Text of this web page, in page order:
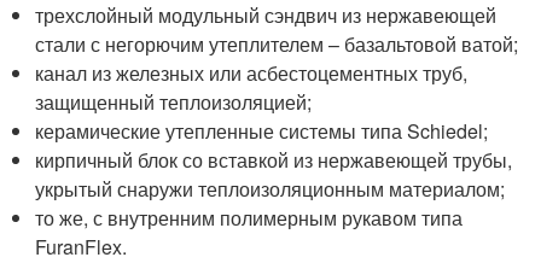
трехслойный модульный сэндвич из нержавеющей
стали с негорючим утеплителем – базальтовой ватой;
канал из железных или асбестоцементных труб,
защищенный теплоизоляцией;
керамические утепленные системы типа Schiedel;
кирпичный блок со вставкой из нержавеющей трубы,
укрытый снаружи теплоизоляционным материалом;
то же, с внутренним полимерным рукавом типа
FuranFlex.